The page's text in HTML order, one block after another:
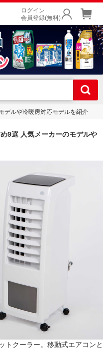
ログイン
会員登録(無料)
デルや冷暖房対応モデルを紹介
9選 人気メーカーのモデルや
トクーラー。移動式エアコンと